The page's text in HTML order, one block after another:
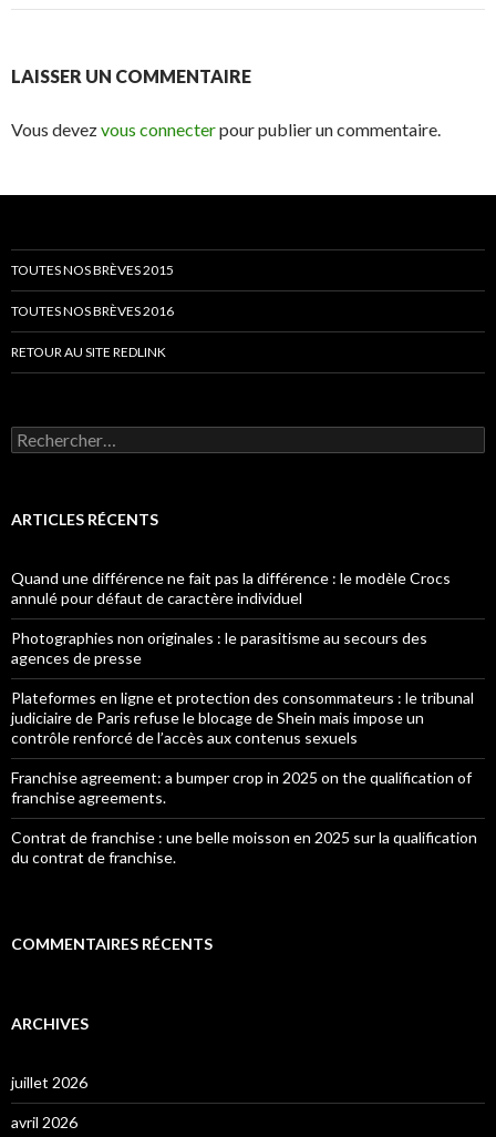
LAISSER UN COMMENTAIRE
Vous devezvous connecterpour publier un commentaire.
TOUTES NOS BRÈVES 2015
TOUTES NOS BRÈVES 2016
RETOUR AU SITE REDLINK
Rechercher :
ARTICLES RÉCENTS
Quand une différence ne fait pas la différence : le modèle Crocs
annulé pour défaut de caractère individuel
Photographies non originales : le parasitisme au secours des
agences de presse
Plateformes en ligne et protection des consommateurs : le tribunal
judiciaire de Paris refuse le blocage de Shein mais impose un
contrôle renforcé de l’accès aux contenus sexuels
Franchise agreement: a bumper crop in 2025 on the qualification of
franchise agreements.
Contrat de franchise : une belle moisson en 2025 sur la qualification
du contrat de franchise.
COMMENTAIRES RÉCENTS
ARCHIVES
juillet 2026
avril 2026